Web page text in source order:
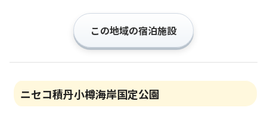
この地域の宿泊施設
ニセコ積丹小樽海岸国定公園